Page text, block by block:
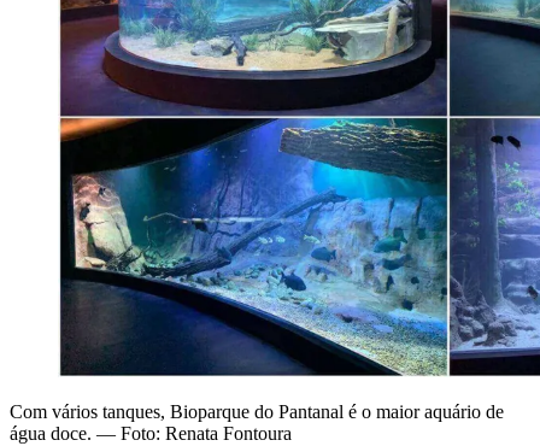
Com vários tanques, Bioparque do Pantanal é o maior aquário de
água doce. — Foto: Renata Fontoura